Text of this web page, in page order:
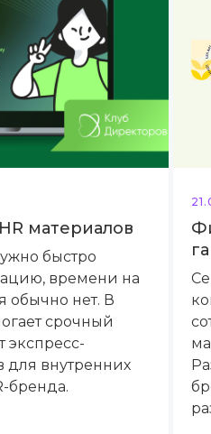
материалов
быстро
времени на
обычно нет. В
срочный
экспресс-
для внутренних
бренда.